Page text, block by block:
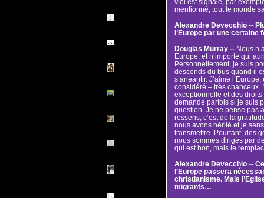
mentionné, tout le monde
Alexandre Devecchio --
l’Europe par une certaine
Douglas Murray --Nous
Europe, et n’importe qui
Personnellement, je suis
descends du bus quand il
s’anéantir. J’aime
considéré – très chanceux.
exceptionnelle et des droits
demande parfois si je suis
question. Je ne pense pas
ressens, c’est de la
nous avons hérité et je
transmettre. Pourtant, des
nous sommes dirigés par
qui est bon, mais le
Alexandre Devecchio --
l’Europe passera
christianisme. Mais
migrants…